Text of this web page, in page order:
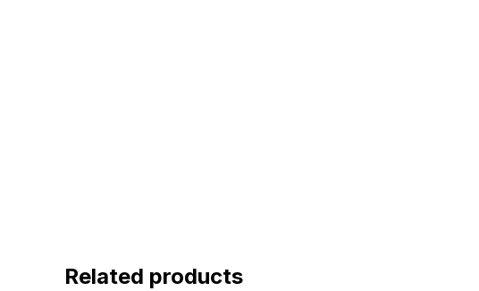
Related products